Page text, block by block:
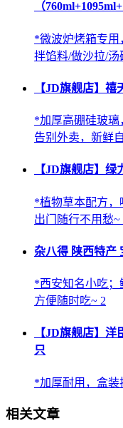
（
*微波炉烤箱专用
拌馅料/做沙拉/汤
【JD旗舰店】
*加厚高硼硅玻璃
告别外卖，新鲜
【JD旗舰店】
*植物草本配方，
出门随行不用愁~
杂八得 陕西特产
*西安知名小吃；
方便随时吃~ 2
【JD旗舰店】
只
*加厚耐用，盒装
相关文章